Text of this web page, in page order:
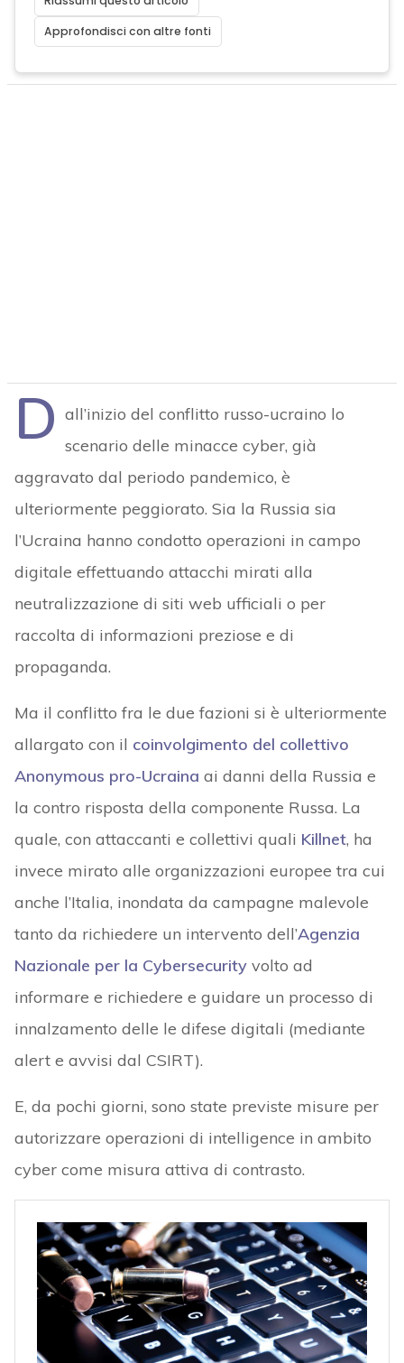
Approfondisci con altre fonti
D all’inizio del conflitto russo-ucraino lo
scenario delle minacce cyber, già
aggravato dal periodo pandemico, è
ulteriormente peggiorato. Sia la Russia sia
l’Ucraina hanno condotto operazioni in campo
digitale effettuando attacchi mirati alla
neutralizzazione di siti web ufficiali o per
raccolta di informazioni preziose e di
propaganda.
Ma il conflitto fra le due fazioni si è ulteriormente
allargato con il coinvolgimento del collettivo
Anonymous pro-Ucraina ai danni della Russia e
la contro risposta della componente Russa. La
quale, con attaccanti e collettivi quali Killnet, ha
invece mirato alle organizzazioni europee tra cui
anche l’Italia, inondata da campagne malevole
tanto da richiedere un intervento dell’Agenzia
Nazionale per la Cybersecurityvolto ad
informare e richiedere e guidare un processo di
innalzamento delle le difese digitali (mediante
alert e avvisi dal CSIRT).
E, da pochi giorni, sono state previste misure per
autorizzare operazioni di intelligence in ambito
cyber come misura attiva di contrasto.